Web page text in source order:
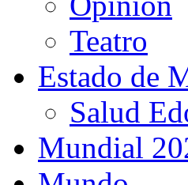
Teatro
Estado de
Salud
Mundial